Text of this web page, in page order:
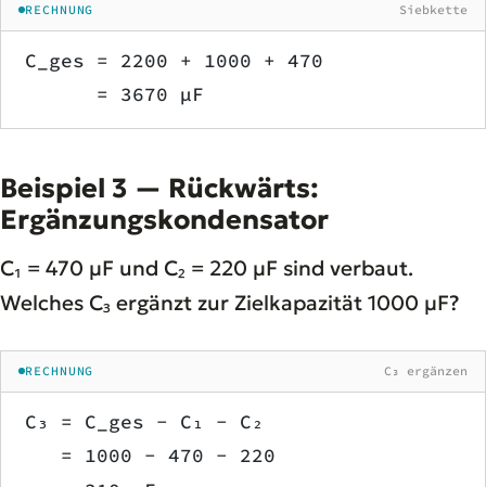
RECHNUNG Siebkette
C_ges = 2200 + 1000 + 470
      = 3670 µF
Beispiel 3 — Rückwärts:
Ergänzungskondensator
C₁ = 470 µF und C₂ = 220 µF sind verbaut.
Welches C₃ ergänzt zur Zielkapazität 1000 µF?
RECHNUNG C₃ ergänzen
C₃ = C_ges − C₁ − C₂
   = 1000 − 470 − 220